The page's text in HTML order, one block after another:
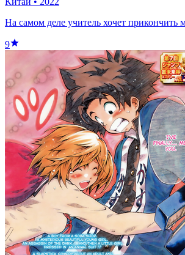
На самом деле учитель хочет прикончить
9